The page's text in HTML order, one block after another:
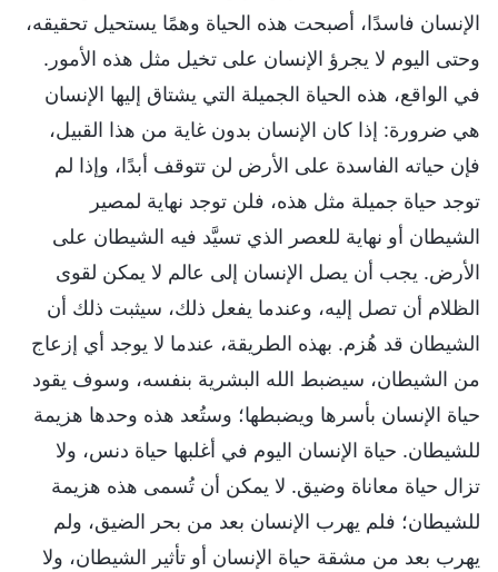
الإنسان فاسدًا، أصبحت هذه الحياة وهمًا يستحيل تحقيقه،
وحتى اليوم لا يجرؤ الإنسان على تخيل مثل هذه الأمور.
في الواقع، هذه الحياة الجميلة التي يشتاق إليها الإنسان
هي ضرورة: إذا كان الإنسان بدون غاية من هذا القبيل،
فإن حياته الفاسدة على الأرض لن تتوقف أبدًا، وإذا لم
توجد حياة جميلة مثل هذه، فلن توجد نهاية لمصير
الشيطان أو نهاية للعصر الذي تسيَّد فيه الشيطان على
الأرض. يجب أن يصل الإنسان إلى عالم لا يمكن لقوى
الظلام أن تصل إليه، وعندما يفعل ذلك، سيثبت ذلك أن
الشيطان قد هُزم. بهذه الطريقة، عندما لا يوجد أي إزعاج
من الشيطان، سيضبط الله البشرية بنفسه، وسوف يقود
حياة الإنسان بأسرها ويضبطها؛ وستُعد هذه وحدها هزيمة
للشيطان. حياة الإنسان اليوم في أغلبها حياة دنس، ولا
تزال حياة معاناة وضيق. لا يمكن أن تُسمى هذه هزيمة
للشيطان؛ فلم يهرب الإنسان بعد من بحر الضيق، ولم
يهرب بعد من مشقة حياة الإنسان أو تأثير الشيطان، ولا